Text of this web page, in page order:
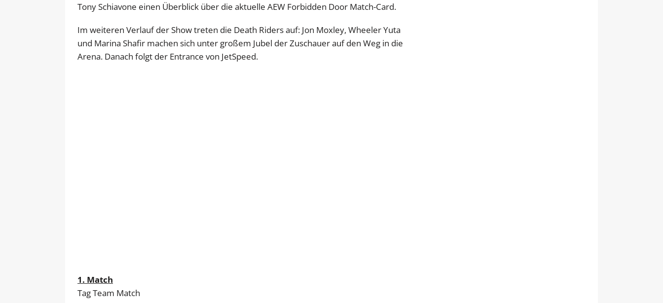
Tony Schiavone einen Überblick über die aktuelle AEW Forbidden Door Match-Card.
Im weiteren Verlauf der Show treten die Death Riders auf: Jon Moxley, Wheeler Yuta
und Marina Shafir machen sich unter großem Jubel der Zuschauer auf den Weg in die
Arena. Danach folgt der Entrance von JetSpeed.
1. Match
Tag Team Match